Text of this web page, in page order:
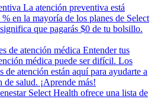
La atención preventiva está
en la mayoría de los planes de Select
que pagarás $0 de tu bolsillo.
de atención médica Entender tus
médica puede ser difícil. Los
de atención están aquí para ayudarte a
de salud. ¡Aprende más!
Select Health ofrece una lista de